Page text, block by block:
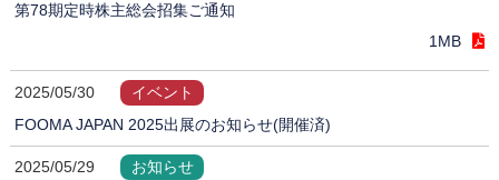
第78期定時株主総会招集ご通知
1MB
2025/05/30
イベント
FOOMA JAPAN 2025出展のお知らせ(開催済)
2025/05/29
お知らせ